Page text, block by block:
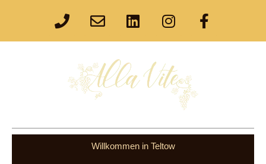
Willkommen in Teltow